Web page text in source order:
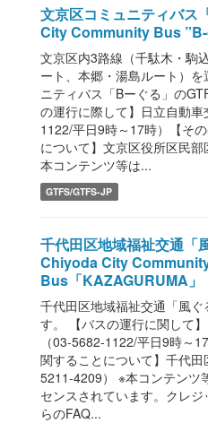
文京区コミュニティバス
City Community Bus
文京区内3路線（千駄木・駒
ート、本郷・湯島ルート）
ニティバス「Bーぐる」の
の運行に際して】日立自動
1122/平日9時～17時）【そ
について】文京区役所区民
本コンテンツ等は...
GTFS/GTFS-JP
千代田区地域福祉交通「
Chiyoda City
Bus「KAZAGURUMA」
千代田区地域福祉交通「風
す。 【バスの運行に関して
（03-5682-1122/平日9時～
関することについて】千代
5211-4209） ※本コンテンツ
センスされています。クレ
らのFAQ...